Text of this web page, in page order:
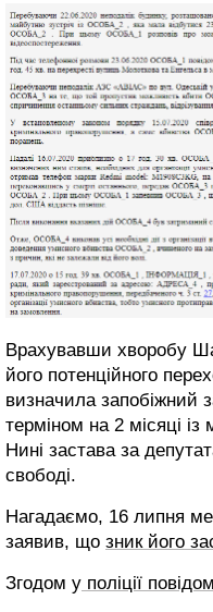
Врахувавши хворобу
його потенційного
визначила запобіжний
терміном на 2 місяці
Нині застава за
свободі.
Нагадаємо, 16 липня
заявив, що зник його
Згодом у поліції